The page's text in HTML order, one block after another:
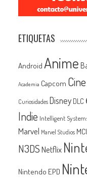
ETIQUETAS
Android Anime
Academia Capcom Cine
Curiosidades Disney DLC
Indie Intelligent
Marvel Marvel Studios
N3DSNetflix
Nintendo EPD